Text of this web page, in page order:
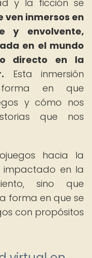
y la ficción se
ven inmersos en
y envolvente,
en el mundo
directo en la
Esta inmersión
en que
y cómo nos
que nos
hacia la
impactado en la
sino que
forma en que se
con propósitos